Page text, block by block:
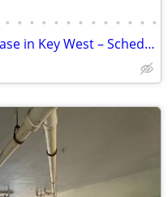
• • • • • • • • • • • • •
🏡 Apartments for Lease in Key West – Schedule a Tour Today!